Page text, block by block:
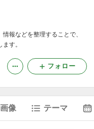
報などを整理することで、
す。
フォロー
画像 テーマ